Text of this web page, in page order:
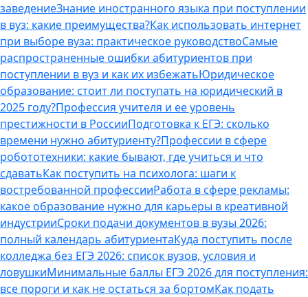
заведениеЗнание иностранного языка при поступлении
в вуз: какие преимущества?Как использовать интернет
при выборе вуза: практическое руководствоСамые
распространенные ошибки абитуриентов при
поступлении в вуз и как их избежатьЮридическое
образование: стоит ли поступать на юридический в
2025 году?Профессия учителя и ее уровень
престижности в РоссииПодготовка к ЕГЭ: сколько
времени нужно абитуриенту?Профессии в сфере
робототехники: какие бывают, где учиться и что
сдаватьКак поступить на психолога: шаги к
востребованной профессииРабота в сфере рекламы:
какое образование нужно для карьеры в креативной
индустрииСроки подачи документов в вузы 2026:
полный календарь абитуриентаКуда поступить после
колледжа без ЕГЭ 2026: список вузов, условия и
ловушкиМинимальные баллы ЕГЭ 2026 для поступления:
все пороги и как не остаться за бортомКак подать